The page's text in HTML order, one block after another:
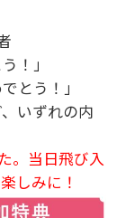
！」
とう！」
いずれの内
。当日飛び入
しみに！